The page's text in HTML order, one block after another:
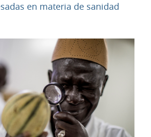
en materia de sanidad